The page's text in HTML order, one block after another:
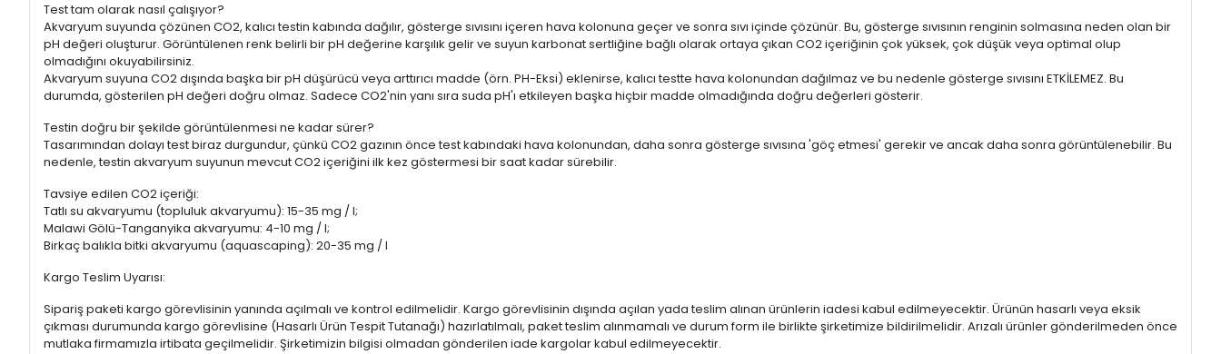
Test tam olarak nasıl çalışıyor?
Akvaryum suyunda çözünen CO2, kalıcı testin kabında dağılır, gösterge sıvısını içeren hava kolonuna geçer ve sonra sıvı içinde çözünür. Bu, gösterge sıvısının renginin solmasına neden olan bir
pH değeri oluşturur. Görüntülenen renk belirli bir pH değerine karşılık gelir ve suyun karbonat sertliğine bağlı olarak ortaya çıkan CO2 içeriğinin çok yüksek, çok düşük veya optimal olup
olmadığını okuyabilirsiniz.
Akvaryum suyuna CO2 dışında başka bir pH düşürücü veya arttırıcı madde (örn. PH-Eksi) eklenirse, kalıcı testte hava kolonundan dağılmaz ve bu nedenle gösterge sıvısını ETKİLEMEZ. Bu
durumda, gösterilen pH değeri doğru olmaz. Sadece CO2'nin yanı sıra suda pH'ı etkileyen başka hiçbir madde olmadığında doğru değerleri gösterir.
Testin doğru bir şekilde görüntülenmesi ne kadar sürer?
Tasarımından dolayı test biraz durgundur, çünkü CO2 gazının önce test kabındaki hava kolonundan, daha sonra gösterge sıvısına 'göç etmesi' gerekir ve ancak daha sonra görüntülenebilir. Bu
nedenle, testin akvaryum suyunun mevcut CO2 içeriğini ilk kez göstermesi bir saat kadar sürebilir.
Tavsiye edilen CO2 içeriği:
Tatlı su akvaryumu (topluluk akvaryumu): 15-35 mg / l;
Malawi Gölü-Tanganyika akvaryumu: 4-10 mg / l;
Birkaç balıkla bitki akvaryumu (aquascaping): 20-35 mg / l
Kargo Teslim Uyarısı:
Sipariş paketi kargo görevlisinin yanında açılmalı ve kontrol edilmelidir. Kargo görevlisinin dışında açılan yada teslim alınan ürünlerin iadesi kabul edilmeyecektir. Ürünün hasarlı veya eksik
çıkması durumunda kargo görevlisine (Hasarlı Ürün Tespit Tutanağı) hazırlatılmalı, paket teslim alınmamalı ve durum form ile birlikte şirketimize bildirilmelidir. Arızalı ürünler gönderilmeden önce
mutlaka firmamızla irtibata geçilmelidir. Şirketimizin bilgisi olmadan gönderilen iade kargolar kabul edilmeyecektir.